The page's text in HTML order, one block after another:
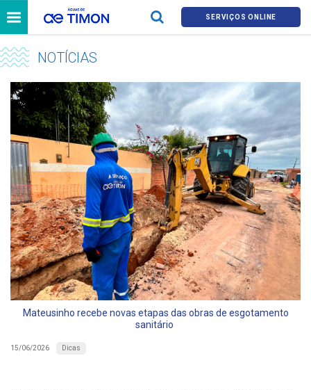
SERVIÇOS ONLINE
NOTÍCIAS
Mateusinho recebe novas etapas das obras de esgotamento
sanitário
15/06/2026 Dicas